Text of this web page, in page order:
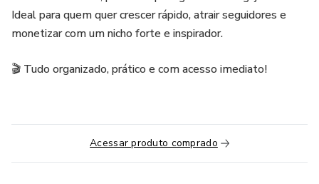
Ideal para quem quer crescer rápido, atrair seguidores e
monetizar com um nicho forte e inspirador.
🎬 Tudo organizado, prático e com acesso imediato!
Acessar produto comprado